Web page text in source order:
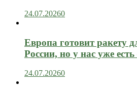
24.07.20260
Европа готовит ракету
России, но у нас уже есть
24.07.20260